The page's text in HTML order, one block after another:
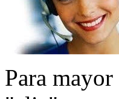
Para mayor